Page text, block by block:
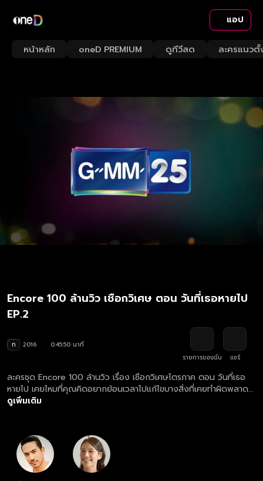
แอป
หน้าหลัก oneD PREMIUM ดูทีวีสด ละครแนวตั้
Encore 100 ล้านวิว เชือกวิเศษ ตอน วันที่เธอหายไป
EP.2
ท 2016
0:45:50 นาที
รายการของฉัน
แชร์
ละครชุด Encore 100 ล้านวิว เรื่อง เชือกวิเศษไตรภาค ตอน วันที่เธอ
หายไป เคยไหมที่คุณคิดอยากย้อนเวลาไปแก้ไขบางสิ่งที่เคยทำผิดพลาด
เคยไหมที่คุณอยากรั้งคนรักไม่ให้จากไป คุณพร้อมที่จะทำทุกอย่างไม่ว่ามัน
อย่างลึกลับ ผ่านการเล่นมายากลชื่อดังของเขาที่เรียกว่า เชือกวิเศษ “วิ
วาน” จะแก้ปมชีวิตและความสัมพันธ์ที่เขามีกับ “จาวี” ได้ภายใน 7 วันได้
หรือไม่ แล้ว “แม็กซ์” จะช่วย “วิวาน” ได้แค่ไหนเมื่อเขาค้นพบวิธีย้อนเวลา
ไปช่วย “วิวาน”ในอดีตด้วยตัวเอง!
ดูเพิ่มเติม